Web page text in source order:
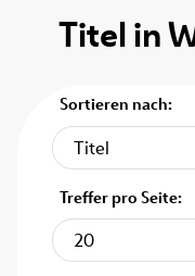
Titelin
Sortieren nach:
Titel
Treffer pro Seite:
20